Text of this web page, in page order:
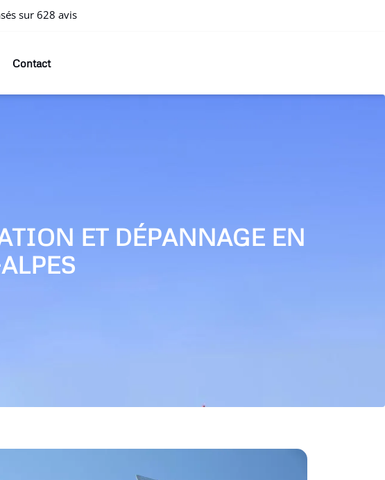
sur 628 avis
Contact
ET DÉPANNAGE EN